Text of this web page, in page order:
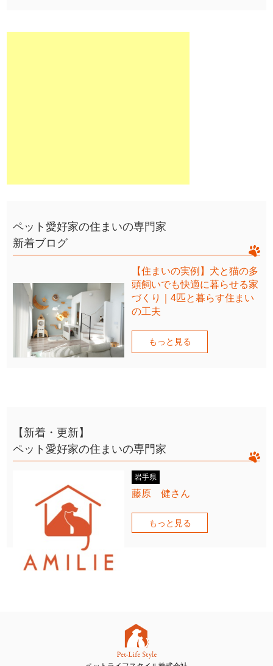
ペット愛好家の住まいの専門家
新着ブログ
【住まいの実例】犬と猫の多
頭飼いでも快適に暮らせる家
づくり｜4匹と暮らす住まい
の工夫
もっと見る
【新着・更新】
ペット愛好家の住まいの専門家
岩手県
藤原 健さん
もっと見る